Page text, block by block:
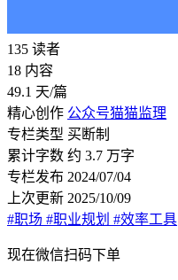
135 读者
18 内容
49.1 天/篇
精心创作 公众号猫猫监理
专栏类型 买断制
累计字数 约 3.7 万字
专栏发布 2024/07/04
上次更新 2025/10/09
#职场 #职业规划 #效率工具
现在微信扫码下单